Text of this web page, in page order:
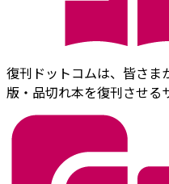
復刊ドットコムは、皆さま
版・品切れ本を復刊させる